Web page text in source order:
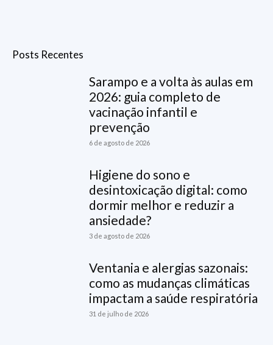
Posts Recentes
Sarampo e a volta às aulas em
2026: guia completo de
vacinação infantil e
prevenção
6 de agosto de 2026
Higiene do sono e
desintoxicação digital: como
dormir melhor e reduzir a
ansiedade?
3 de agosto de 2026
Ventania e alergias sazonais:
como as mudanças climáticas
impactam a saúde respiratória
31 de julho de 2026